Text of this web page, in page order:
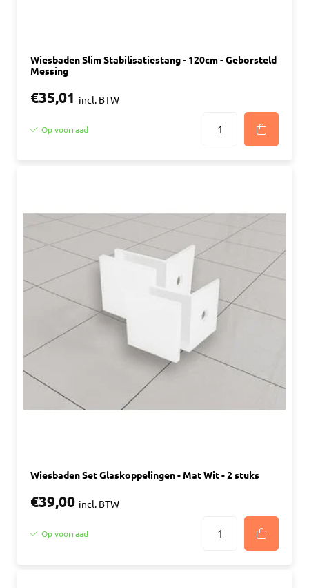
Wiesbaden Slim Stabilisatiestang - 120cm - Geborsteld
Messing
€35,01 incl. BTW
Op voorraad
Wiesbaden Set Glaskoppelingen - Mat Wit - 2 stuks
€39,00 incl. BTW
Op voorraad